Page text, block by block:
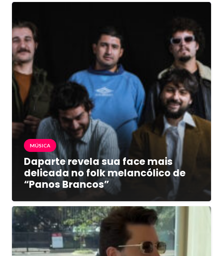
MÚSICA
Daparte revela sua face mais
delicada no folk melancólico de
“Panos Brancos”